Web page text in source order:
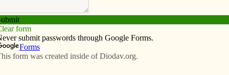
Advertise Video Resources/Links
ayuda a los delegados hispanos